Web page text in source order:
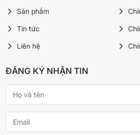
Sản phẩm
Tin tức
Liên hệ
ĐĂNG KÝ NHẬN TIN